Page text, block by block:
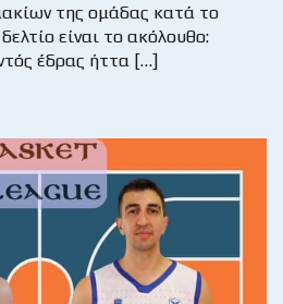
της ομάδας κατά το
είναι το ακόλουθο:
έδρας ήττα […]